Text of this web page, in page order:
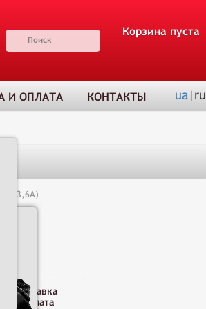
Корзина пуста
И ОПЛАТА КОНТАКТЫ ua|ru
3,6А)
Доставка
и оплата